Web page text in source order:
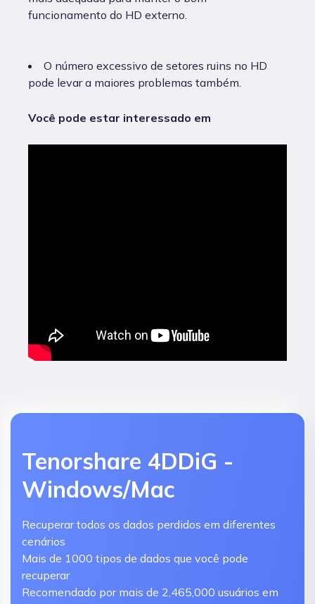
funcionamento do HD externo.
O número excessivo de setores ruins no HD
pode levar a maiores problemas também.
Você pode estar interessado em
Tenorshare 4DDiG -
Windows/Mac
Recuperar todos os dados perdidos em diferentes
cenários
Mais de 1000 tipos de dados que você pode
recuperar
Recomendado por mais de 2,465,000 usuários em